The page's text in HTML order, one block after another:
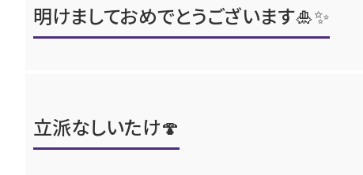
明けましておめでとうございます🎍✨
立派なしいたけ🍄